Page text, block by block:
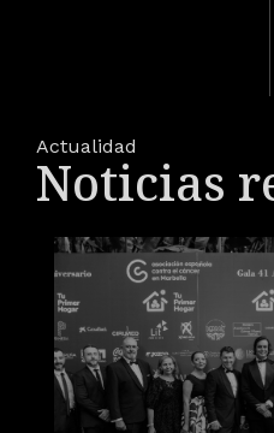
Actualidad
Noticias